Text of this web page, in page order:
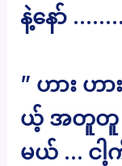
နဲ့နော်
” ဟား ဟာ
ယ့် အတူတူ
မယ် … င